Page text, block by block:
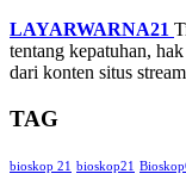
LAYARWARNA21
tentang kepatuhan,
dari konten situs
TAG
bioskop 21 bioskop21